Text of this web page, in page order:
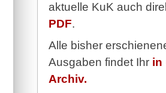
aktuelle KuK auch
PDF.
Alle bisher
Ausgaben findet Ihr in
Archiv.